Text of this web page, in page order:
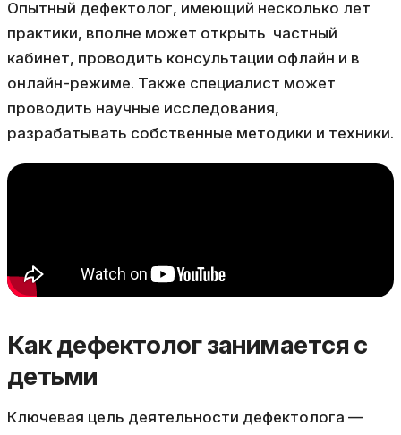
Опытный дефектолог, имеющий несколько лет
практики, вполне может открыть частный
кабинет, проводить консультации офлайн и в
онлайн-режиме. Также специалист может
проводить научные исследования,
разрабатывать собственные методики и техники.
Как дефектолог занимается с
детьми
Ключевая цель деятельности дефектолога —